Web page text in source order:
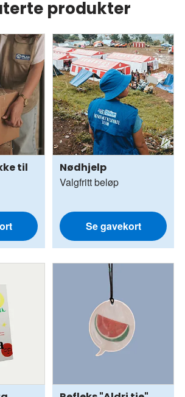
produkter
til
Nødhjelp
Valgfritt beløp
Se gavekort